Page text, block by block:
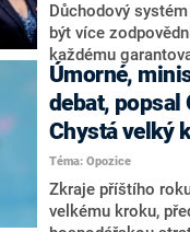
Důchodový
být více
každému
Chybí tu nový
hejtman
Česko Martin
V čele státu pak
střetem zájmů
dodal. Řešení u
Úmorné,
debat, popsal
Chystá velký
Téma: Opozice
Zkraje příštího
velkému kroku,